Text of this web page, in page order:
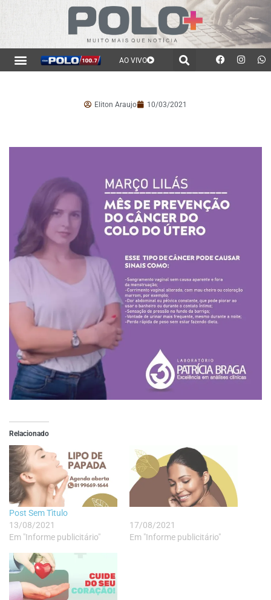
AO VIVO
Eliton Araujo 10/03/2021
Relacionado
Post Sem Tìtulo
13/08/2021
Em "Informe publicitário"
17/08/2021
Em "Informe publicitário"